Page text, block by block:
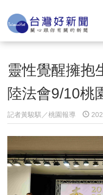
靈性覺醒擁
陸法會9/10桃
記者黃駿騏／桃園報導